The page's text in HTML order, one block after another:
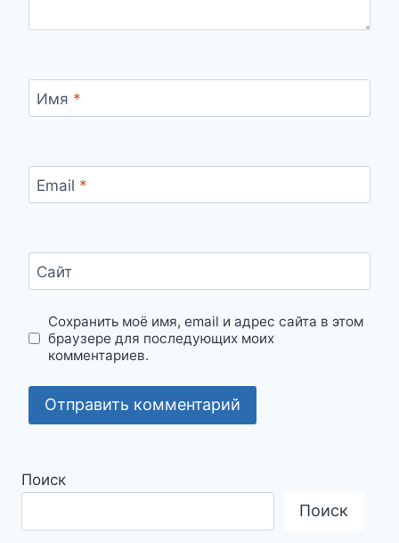
Имя *
Email *
Сайт
Сохранить моё имя, email и адрес сайта в этом
браузере для последующих моих
комментариев.
Поиск
Поиск